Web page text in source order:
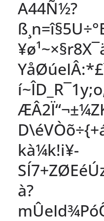
A44Ñ½?
kà¼k!i¥-
à?